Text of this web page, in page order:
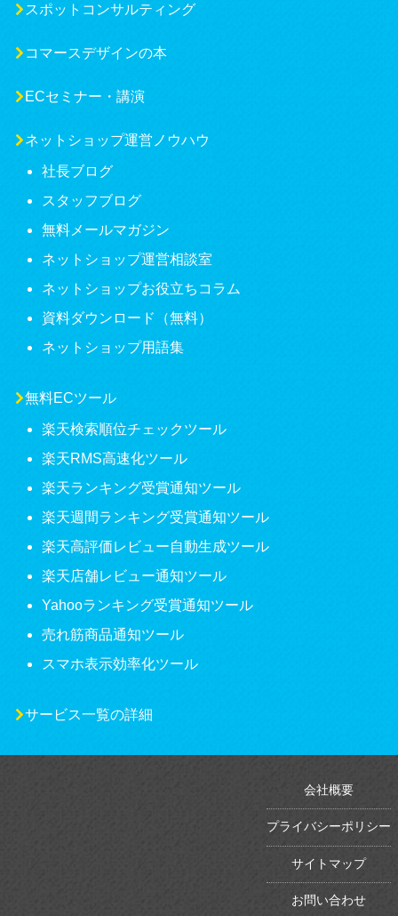
スポットコンサルティング
コマースデザインの本
ECセミナー・講演
ネットショップ運営ノウハウ
社長ブログ
スタッフブログ
無料メールマガジン
ネットショップ運営相談室
ネットショップお役立ちコラム
資料ダウンロード（無料）
ネットショップ用語集
無料ECツール
楽天検索順位チェックツール
楽天RMS高速化ツール
楽天ランキング受賞通知ツール
楽天週間ランキング受賞通知ツール
楽天高評価レビュー自動生成ツール
楽天店舗レビュー通知ツール
Yahooランキング受賞通知ツール
売れ筋商品通知ツール
スマホ表示効率化ツール
サービス一覧の詳細
会社概要
プライバシーポリシー
サイトマップ
お問い合わせ